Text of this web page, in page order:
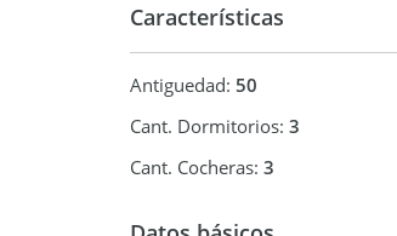
Características
Antiguedad: 50
Cant. Dormitorios: 3
Cant. Cocheras: 3